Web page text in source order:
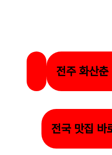
전주 화산
전국 맛집 바